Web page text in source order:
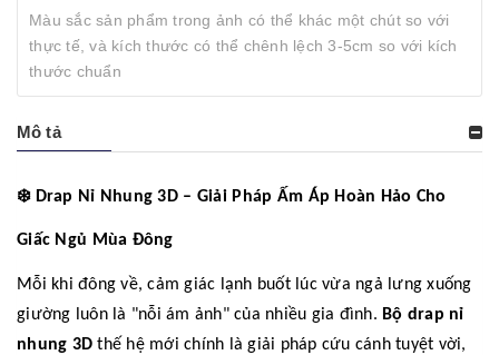
Màu sắc sản phẩm trong ảnh có thể khác một chút so với
thực tế, và kích thước có thể chênh lệch 3-5cm so với kích
thước chuẩn
Mô tả
❄️Drap Nỉ Nhung 3D – Giải Pháp Ấm Áp Hoàn Hảo Cho
Giấc Ngủ Mùa Đông
Mỗi khi đông về, cảm giác lạnh buốt lúc vừa ngả lưng xuống
giường luôn là "nỗi ám ảnh" của nhiều gia đình. Bộ drap nỉ
nhung 3D thế hệ mới chính là giải pháp cứu cánh tuyệt vời,